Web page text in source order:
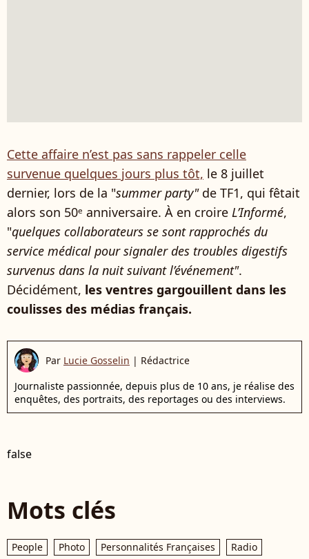
Cette affaire n’est pas sans rappeler celle
survenue quelques jours plus tôt, le 8 juillet
dernier, lors de la "summer party"de TF1, qui fêtait
alors son 50ᵉ anniversaire. À en croire L’Informé,
"quelques collaborateurs se sont rapprochés du
service médical pour signaler des troubles digestifs
survenus dans la nuit suivant l’événement".
Décidément, les ventres gargouillent dans les
coulisses des médias français.
Par Lucie Gosselin | Rédactrice
Journaliste passionnée, depuis plus de 10 ans, je réalise des
enquêtes, des portraits, des reportages ou des interviews.
false
Mots clés
People Photo Personnalités Françaises
Radio